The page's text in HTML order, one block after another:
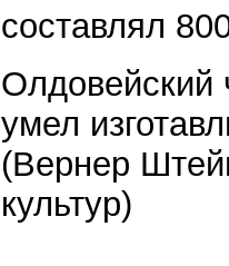
составлял
Олдовейский
умел
(Вернер
культур)